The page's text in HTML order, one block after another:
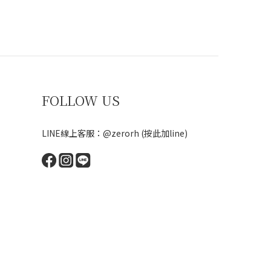
FOLLOW US
LINE線上客服：@zerorh (按此加line)